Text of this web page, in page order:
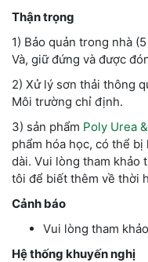
Thận trọng
1) Bảo quản trong nhà
Và, giữ đứng và được
2) Xử lý sơn thải thông
Môi trường chỉ định.
3) sản phẩm Poly Urea
phẩm hóa học, có thể
dài. Vui lòng tham khảo
tôi để biết thêm về thời
Cảnh báo
Vui lòng tham
Hệ thống khuyến nghị